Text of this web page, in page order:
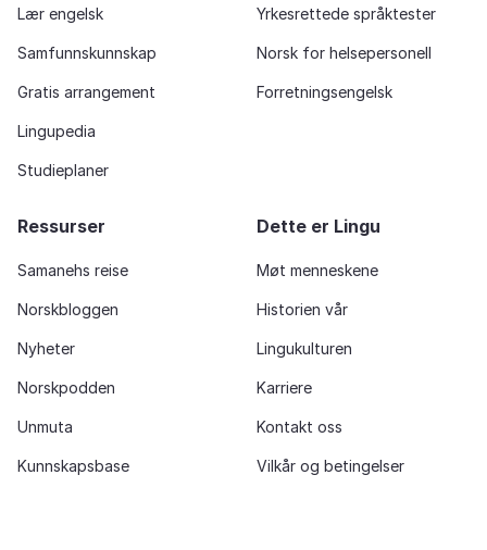
Lær engelsk
Samfunnskunnskap
Gratis arrangement
Lingupedia
Studieplaner
Yrkesrettede språktester
Norsk for helsepersonell
Forretningsengelsk
Ressurser
Samanehs reise
Norskbloggen
Nyheter
Norskpodden
Unmuta
Kunnskapsbase
Dette er Lingu
Møt menneskene
Historien vår
Lingukulturen
Karriere
Kontakt oss
Vilkår og betingelser